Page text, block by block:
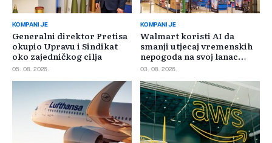
KOMPANIJE
Generalni direktor Pretisa
okupio Upravu i Sindikat
oko zajedničkog cilja
05. 08. 2026.
KOMPANIJE
Walmart koristi AI da
smanji utjecaj vremenskih
nepogoda na svoj lanac
snabdijevanja
03. 08. 2026.